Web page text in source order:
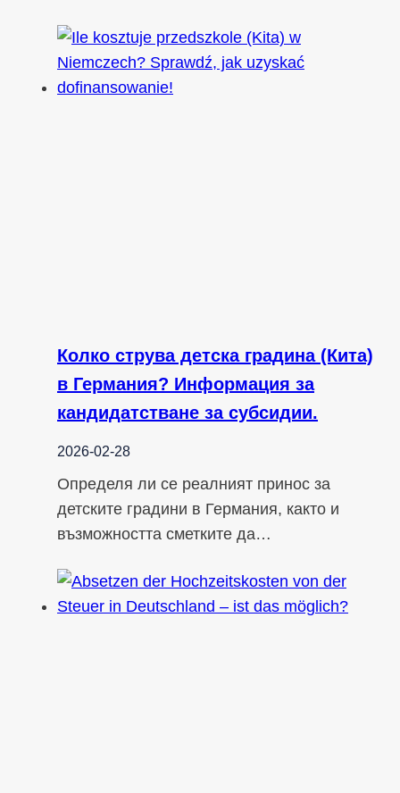
Колко струва детска градина (Кита)
в Германия? Информация за
кандидатстване за субсидии.
2026-02-28
Определя ли се реалният принос за
детските градини в Германия, както и
възможността сметките да…